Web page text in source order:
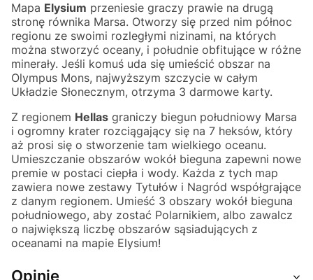
Mapa Elysium przeniesie graczy prawie na drugą
stronę równika Marsa. Otworzy się przed nim północ
regionu ze swoimi rozległymi nizinami, na których
można stworzyć oceany, i południe obfitujące w różne
minerały. Jeśli komuś uda się umieścić obszar na
Olympus Mons, najwyższym szczycie w całym
Układzie Słonecznym, otrzyma 3 darmowe karty.
Z regionem Hellas graniczy biegun południowy Marsa
i ogromny krater rozciągający się na 7 heksów, który
aż prosi się o stworzenie tam wielkiego oceanu.
Umieszczanie obszarów wokół bieguna zapewni nowe
premie w postaci ciepła i wody. Każda z tych map
zawiera nowe zestawy Tytułów i Nagród współgrające
z danym regionem. Umieść 3 obszary wokół bieguna
południowego, aby zostać Polarnikiem, albo zawalcz
o największą liczbę obszarów sąsiadujących z
oceanami na mapie Elysium!
Opinie